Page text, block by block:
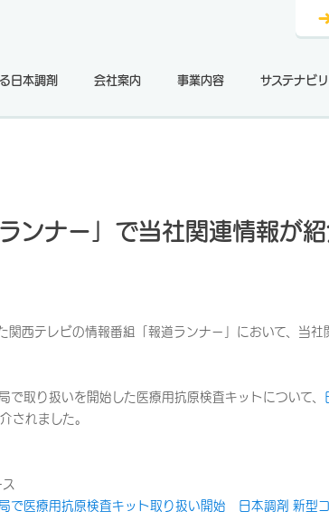
日本調剤 会社案内 事業内容 サステナビ
ンナー」で当社関連情報が
テレビの情報番組「報道ランナー」において、当社
取り扱いを開始した医療用抗原検査キットについて、
されました。
で医療用抗原検査キット取り扱い開始 日本調剤 新型